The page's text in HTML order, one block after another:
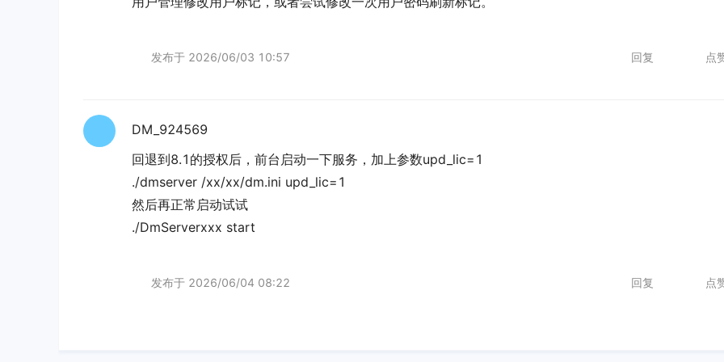
发布于 2026/06/03 10:57 回复 点
DM_924569
回退到8.1的授权后，前台启动一下服务，加上参数upd_lic=1
./dmserver /xx/xx/dm.ini upd_lic=1
然后再正常启动试试
./DmServerxxx start
发布于 2026/06/04 08:22 回复 点